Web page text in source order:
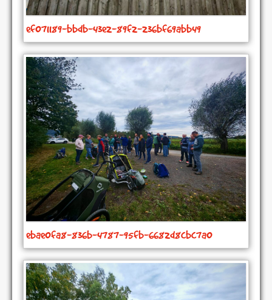
ef071189-bbdb-43e2-89f2-236bf69abb49
ebae0fa8-836b-4787-95fb-6682d8cbc7a0